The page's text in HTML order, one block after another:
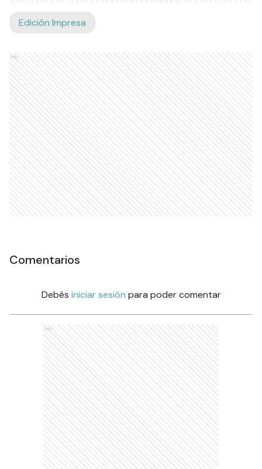
Edición Impresa
Ads
Comentarios
Debés iniciar sesión para poder comentar
Ads